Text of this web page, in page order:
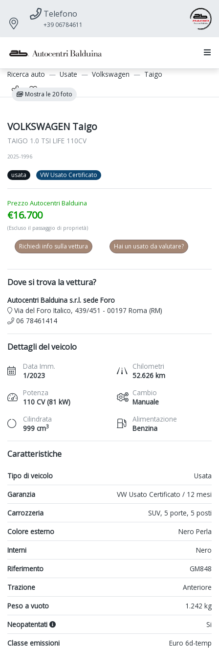
Telefono
+39 06784611
Ricerca auto Usate Volkswagen Taigo
Mostra le 20 foto
VOLKSWAGEN Taigo
TAIGO 1.0 TSI LIFE 110CV
2025-1996
usata VW Usato Certificato
Prezzo Autocentri Balduina
€16.700
(Escluso il passaggio di proprietà)
Richiedi info sulla vettura Hai un usato da valutare?
Dove si trova la vettura?
Autocentri Balduina s.r.l. sede Foro
Via del Foro Italico, 439/451 - 00197 Roma (RM)
06 78461414
Dettagli del veicolo
Data Imm.
1/2023
Chilometri
52.626 km
Potenza
110 CV (81 kW)
Cambio
Manuale
Cilindrata
999 cm3
Alimentazione
Benzina
Caratteristiche
Tipo di veicolo
Usata
Garanzia
VW Usato Certificato / 12 mesi
Carrozzeria
SUV, 5 porte, 5 posti
Colore esterno
Nero Perla
Interni
Nero
Riferimento
GM848
Trazione
Anteriore
Peso a vuoto
1.242 kg
Neopatentati
Si
Classe emissioni
Euro 6d-temp